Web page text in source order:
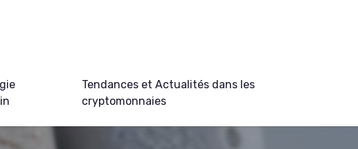
Tendances et Actualités dans les
cryptomonnaies